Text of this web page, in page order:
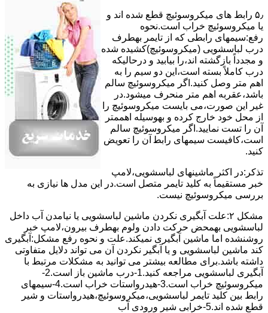
۵٫ رابط های ﻣﯿﮑﺮوﺳﻮﺋﯿﭻ ﻗﻄﻊ شده اند و
ﯾﺎ ﻣﯿﮑﺮوﺳﻮﺋﯿﭻ ﺧﺮاب اﺳﺖ.نحوه
رفع:سیمهای راﺑﻄﯽ ﮐﻪ از ﺗﺎﯾﻤﺮ بهطرف
درب لباسشویی (ﻣﯿﮑﺮوﺳﻮﺋﯿﭻ)کشیده شده
و مجدداً بازگشته اند،را ﺑﯿﺎﺑﯿﺪ و درحالیکه
درب کاملاً ﺑﺴﺘﻪ اﺳﺖ،اﯾﻦ دو ﺳﯿﻢ را ﺑﻪ
اﻫﻢ ﻣﺘﺮ وصل کنید.اﮔﺮ ﻣﯿﮑﺮوﺳﻮﺋﯿﭻ ﺳﺎﻟﻢ
ﺑﺎﺷﺪ،ﻋﻘﺮﺑﻪ اهم متر ﻣﻨﺤﺮف میشود.در
ﻏﯿﺮ اﯾﻦ ﺻﻮرت،می بایست ﻣﯿﮑﺮوﺳﻮﺋﯿﭻ را
از ﻣﺤﻞ خود ﺧﺎرج کرده و بهوسیله اهممتر
آن را ﺗﺴﺖ ﻧﻤﺎﯾﯿﺪ.اﮔﺮ ﻣﯿﮑﺮوﺳﻮﺋﯿﭻ ﺳﺎﻟﻢ
اﺳﺖ،ﮐﺎﻓﯿﺴﺖ سیمهای راﺑﻄ آن را ﺗﻌﻮﯾﺾ
کنید.
ﺗﺬﮐﺮ:در اﮐﺜﺮ ماشینهای لباسشویی،ﻻﻣﭗ
ﺧﺒﺮ مستقیماً ﺑﻪ ﮐﻠﯿﺪ ﺗﺎﯾﻤﺮ ﻣﺘﺼﻞ اﺳﺖ.در اﯾﻦ مدل ها ﻧﯿﺎزی ﺑﻪ
بررسی ﻣﯿﮑﺮوﺳﻮﺋﯿﭻ نیست.
مشکل ۲:علت آبگیری نکردن ماشین لباسشویی یا نیامدن آب داخل
لباسشویی بهمحض ﺣﺮﮐﺖ دادن وﻟﻮم بهطرف ﺑﯿﺮون،ﻻﻣﭗ ﺧﺒﺮ
روشنشده اﻣﺎ ﻣﺎﺷﯿﻦ آﺑﮕﯿﺮی نمیکند.ﻋﻠﺖ و نحوه رﻓﻊ مشکل:آبگیری
کند ماشین لباسشویی و یا آبگیر نکردن آن می تواند دلایل متفاوتی
داشته باشد.برای مطالعه بیشتر می توانید به مشکلات مرتبط با
آبگیری لباسشویی مراجعه کنید.1-درب ﻣﺎﺷﯿﻦ ﺑﺎز اﺳﺖ.2-
ﻣﯿﮑﺮوﺳﻮﺋﯿﭻ ﺧﺮاب اﺳﺖ.3-ﻫﯿﺪرواﺳﺘﺎت ﺧﺮاب اﺳﺖ.4-سیمهای
راﺑﻂ ﺑﯿﻦ ﮐﻠﯿﺪ ﺗﺎﯾﻤﺮ لباسشویی،ﻣﯿﮑﺮوﺳﻮﺋﯿﭻ،ﻫﯿﺪرواﺳﺘﺎت و ﺷﯿﺮ
ﻗﻄﻊ ﺷﺪه اند.5-خرابی شیر ورودی آب